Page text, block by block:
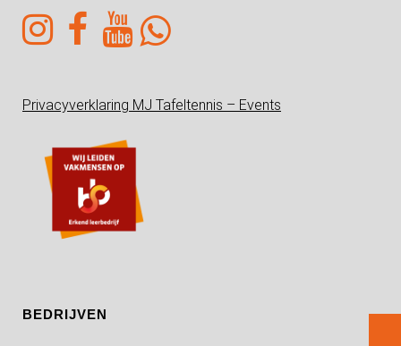
Privacyverklaring MJ Tafeltennis – Events
BEDRIJVEN